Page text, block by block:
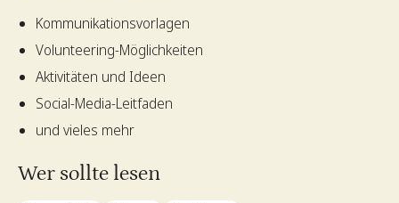
Kommunikationsvorlagen
Volunteering-Möglichkeiten
Aktivitäten und Ideen
Social-Media-Leitfaden
und vieles mehr
Wer sollte lesen